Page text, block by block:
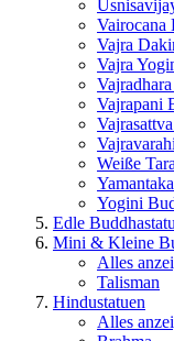
Vairocana
Vajra
Vajra
Vajrapani
Weiße
Yogini
Edle
Mini & Kleine
Alles
Talisman
Hindustatuen
Alles